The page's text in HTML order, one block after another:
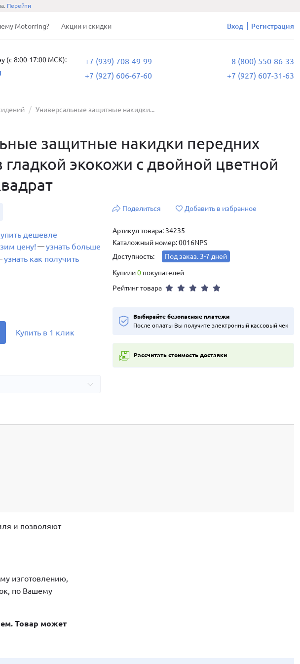
Перейти
Motorring? Акции и скидки Вход Регистрация
(с 8:00-17:00 МСК):
+7 (939) 708-49-99
+7 (927) 606-67-60
8 (800) 550-86-33
+7 (927) 607-31-63
Универсальные защитные накидки...
защитные накидки передних
гладкой экокожи с двойной цветной
дешевле
цену! —узнать больше
узнать как получить
Купить в 1 клик
Поделиться Добавить в избранное
Артикул товара: 34235
Каталожный номер: 0016NPS
Доступность:
Под заказ. 3-7 дней
Купили0 покупателей
Рейтинг товара
Выбирайте безопасные платежи
После оплаты Вы получите электронный кассовый чек
Рассчитать стоимость доставки
и позволяют
изготовлению,
по Вашему
Товар может